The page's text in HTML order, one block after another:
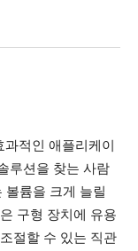
적인 애플리케이
루션을 찾는 사람
볼륨을 크게 늘릴
구형 장치에 유용
절할 수 있는 직관